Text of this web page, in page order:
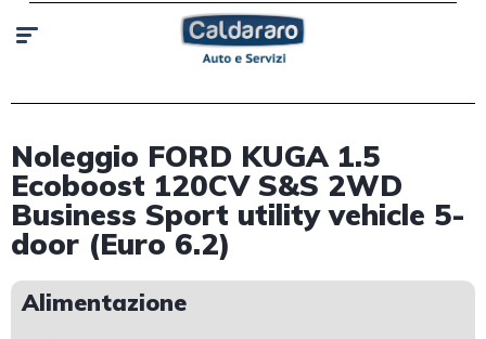
Noleggio FORD KUGA 1.5
Ecoboost 120CV S&S 2WD
Business Sport utility vehicle 5-
door (Euro 6.2)
Alimentazione